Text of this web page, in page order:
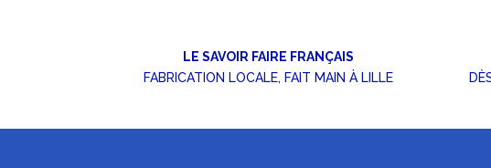
LE SAVOIR FAIRE FRANÇAIS
FABRICATION LOCALE, FAIT MAIN À LILLE